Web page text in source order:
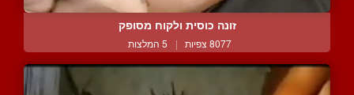
זונה כוסית ולקוח מסופק
8077 צפיות | 5 המלצות